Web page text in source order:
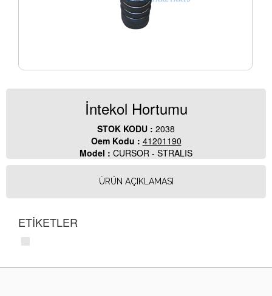
İntekol Hortumu
STOK KODU : 2038
Oem Kodu : 41201190
Model : CURSOR - STRALIS
ÜRÜN AÇIKLAMASI
ETİKETLER